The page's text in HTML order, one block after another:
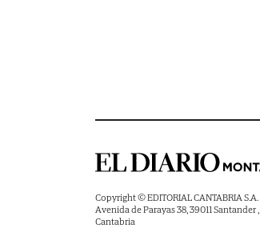
Copyright © EDITORIAL CANTABRIA S.A.
Avenida de Parayas 38, 39011 Santander ,
Cantabria